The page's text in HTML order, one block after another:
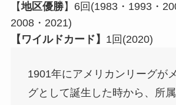
【地区優勝】6回(1983・1993・
2008・2021)
【ワイルドカード】 1回(2020)
1901年にアメリカンリーグが
グとして誕生した時から、所